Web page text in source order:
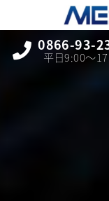
0866-93-
平日9:00〜